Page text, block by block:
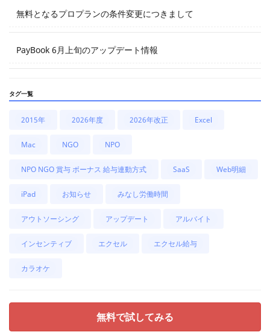
無料となるプロプランの条件変更につきまして
PayBook 6月上旬のアップデート情報
タグ一覧
2015年 2026年度 2026年改正 Excel
Mac NGO NPO
NPO NGO 賞与 ボーナス 給与連動方式 SaaS Web明細
iPad お知らせ みなし労働時間
アウトソーシング アップデート アルバイト
インセンティブ エクセル エクセル給与
カラオケ
無料で試してみる